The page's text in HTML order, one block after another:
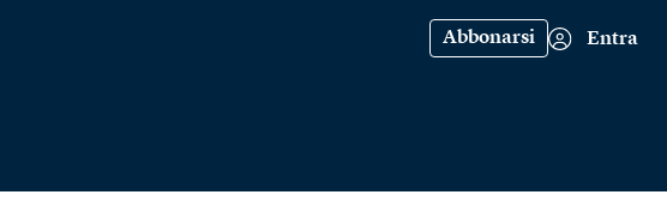
Abbonarsi Entra